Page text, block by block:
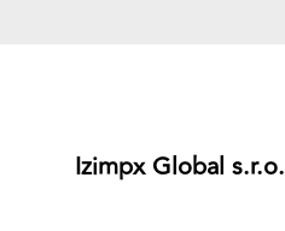
Izimpx Global s.r.o.